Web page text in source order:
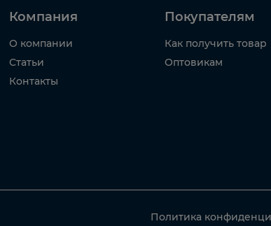
Компания
О компании
Статьи
Контакты
Покупателям
Как получить товар
Оптовикам
Политика